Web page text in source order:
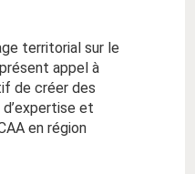
territorial sur le
appel à
de créer des
et
en région